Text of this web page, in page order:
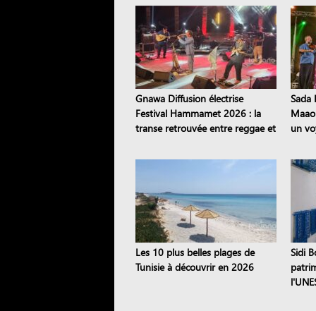
Gnawa Diffusion électrise
Festival Hammamet 2026 : la
transe retrouvée entre reggae et
Sada
un
Les 10 plus belles plages de
Tunisie à découvrir en 2026
Sidi